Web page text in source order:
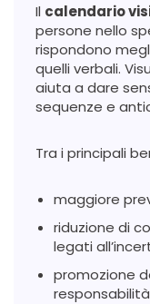
Il calendario
persone nello
rispondono
quelli verbali.
aiuta a dare
sequenze e
Tra i principali
maggiore
riduzione di
legati
promozione